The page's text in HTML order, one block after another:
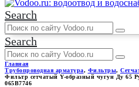
Search
Search
Главная
Трубопроводная арматура, Фильтры,
Фильтр сетчатый Y-образный чугун Ду 65
065B7746